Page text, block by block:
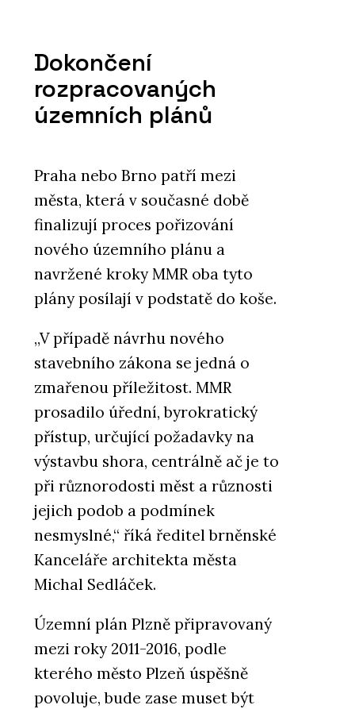
Dokončení
rozpracovaných
územních plánů
Praha nebo Brno patří mezi
města, která v současné době
finalizují proces pořizování
nového územního plánu a
navržené kroky MMR oba tyto
plány posílají v podstatě do koše.
„V případě návrhu nového
stavebního zákona se jedná o
zmařenou příležitost. MMR
prosadilo úřední, byrokratický
přístup, určující požadavky na
výstavbu shora, centrálně ač je to
při různorodosti měst a různosti
jejich podob a podmínek
nesmyslné,“ říká ředitel brněnské
Kanceláře architekta města
Michal Sedláček.
Územní plán Plzně připravovaný
mezi roky 2011-2016, podle
kterého město Plzeň úspěšně
povoluje, bude zase muset být